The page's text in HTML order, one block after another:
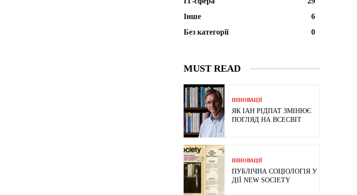
Інше
6
Без категорії
0
MUST READ
ІННОВАЦІЇ
ЯК ІАН РІДПАТ ЗМІНЮЄ
ПОГЛЯД НА ВСЕСВІТ
ІННОВАЦІЇ
ПУБЛІЧНА СОЦІОЛОГІЯ У
ДІЇ NEW SOCIETY